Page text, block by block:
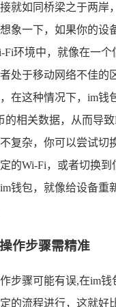
就如同桥梁之于两岸
象一下，如果你的设
环境中，就像在一个
处于移动网络不佳的
在这种情况下，im钱
的相关数据，从而导
复杂，你可以尝试切
的Wi-Fi，或者切换到
钱包，就像给设备重
作步骤需精准
步骤可能有误,在im
的流程进行，这就好